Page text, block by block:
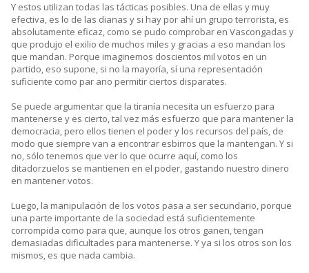
Y estos utilizan todas las tácticas posibles. Una de ellas y muy
efectiva, es lo de las dianas y si hay por ahí un grupo terrorista, es
absolutamente eficaz, como se pudo comprobar en Vascongadas y
que produjo el exilio de muchos miles y gracias a eso mandan los
que mandan. Porque imaginemos doscientos mil votos en un
partido, eso supone, si no la mayoría, sí una representación
suficiente como par ano permitir ciertos disparates.
Se puede argumentar que la tiranía necesita un esfuerzo para
mantenerse y es cierto, tal vez más esfuerzo que para mantener la
democracia, pero ellos tienen el poder y los recursos del país, de
modo que siempre van a encontrar esbirros que la mantengan. Y si
no, sólo tenemos que ver lo que ocurre aquí, como los
ditadorzuelos se mantienen en el poder, gastando nuestro dinero
en mantener votos.
Luego, la manipulación de los votos pasa a ser secundario, porque
una parte importante de la sociedad está suficientemente
corrompida como para que, aunque los otros ganen, tengan
demasiadas dificultades para mantenerse. Y ya si los otros son los
mismos, es que nada cambia.